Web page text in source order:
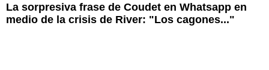
La sorpresiva frase de Coudet en Whatsapp en
medio de la crisis de River: "Los cagones..."